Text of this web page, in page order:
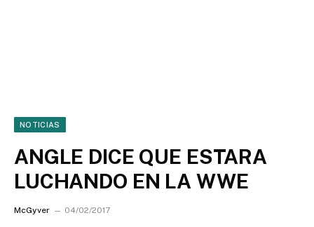
NOTICIAS
ANGLE DICE QUE ESTARA
LUCHANDO EN LA WWE
McGyver 04/02/2017